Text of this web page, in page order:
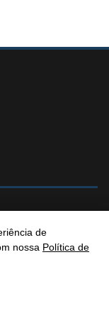
de
nossa Política de
dos alunos de
contato, estamos